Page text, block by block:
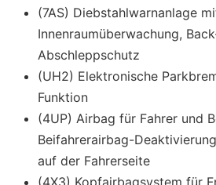
(7AS) Diebstahlwarnanlage
Innenraumüberwachung,
Abschleppschutz
(UH2) Elektronische
Funktion
(4UP) Airbag für Fahrer und
Beifahrerairbag-
auf der Fahrerseite
(4X3) Kopfairbagsystem für